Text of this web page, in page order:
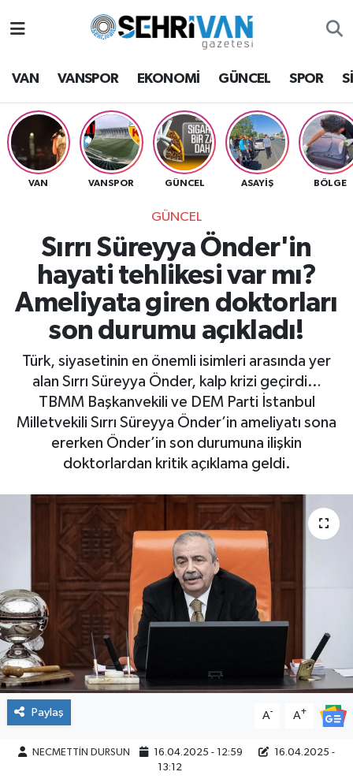
VAN VANSPOR EKONOMİ GÜNCEL SPOR
VAN VANSPOR GÜNCEL ASAYİŞ BÖLGE
GÜNCEL
Sırrı Süreyya Önder'in
hayati tehlikesi var mı?
Ameliyata giren doktorları
son durumu açıkladı!
Türk, siyasetinin en önemli isimleri arasında yer
alan Sırrı Süreyya Önder, kalp krizi geçirdi…
TBMM Başkanvekili ve DEM Parti İstanbul
Milletvekili Sırrı Süreyya Önder’in ameliyatı sona
ererken Önder’in son durumuna ilişkin
doktorlardan kritik açıklama geldi.
Paylaş A- A+
NECMETTİN DURSUN 16.04.2025 - 12:59
16.04.2025 -
13:12
Van Hava Durumu
VAN Namaz Vakitleri
Van Trafik Yoğunluk Haritası
Süper Lig Puan Durumu ve Fikstür
Tüm Manşetler
Son Dakika Haberleri
Haber Arşivi